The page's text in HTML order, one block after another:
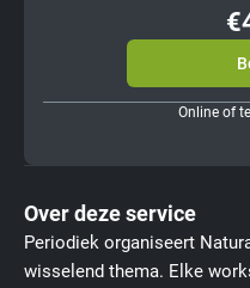
Online of
Over deze service
Periodiek organiseert
wisselend thema. Elke